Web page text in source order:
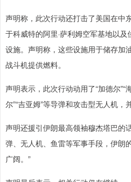
声明称，此次行动还打击了美国在中
于科威特的阿里·萨利姆空军基地以
设施。声明称，这些设施用于储存加
战斗机提供燃料。
声明表示，此次行动动用了“加德尔”“
尔”“吉亚姆”等导弹和攻击型无人机，
声明还援引伊朗最高领袖穆杰塔巴的
弹、无人机、鱼雷等军事手段，伊朗
广阔。”